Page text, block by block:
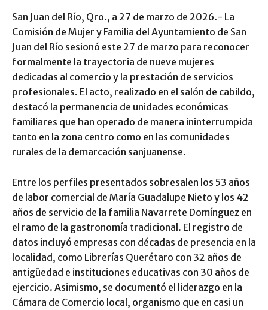
San Juan del Río, Qro., a 27 de marzo de 2026.- La
Comisión de Mujer y Familia del Ayuntamiento de San
Juan del Río sesionó este 27 de marzo para reconocer
formalmente la trayectoria de nueve mujeres
dedicadas al comercio y la prestación de servicios
profesionales. El acto, realizado en el salón de cabildo,
destacó la permanencia de unidades económicas
familiares que han operado de manera ininterrumpida
tanto en la zona centro como en las comunidades
rurales de la demarcación sanjuanense.
Entre los perfiles presentados sobresalen los 53 años
de labor comercial de María Guadalupe Nieto y los 42
años de servicio de la familia Navarrete Domínguez en
el ramo de la gastronomía tradicional. El registro de
datos incluyó empresas con décadas de presencia en la
localidad, como Librerías Querétaro con 32 años de
antigüedad e instituciones educativas con 30 años de
ejercicio. Asimismo, se documentó el liderazgo en la
Cámara de Comercio local, organismo que en casi un